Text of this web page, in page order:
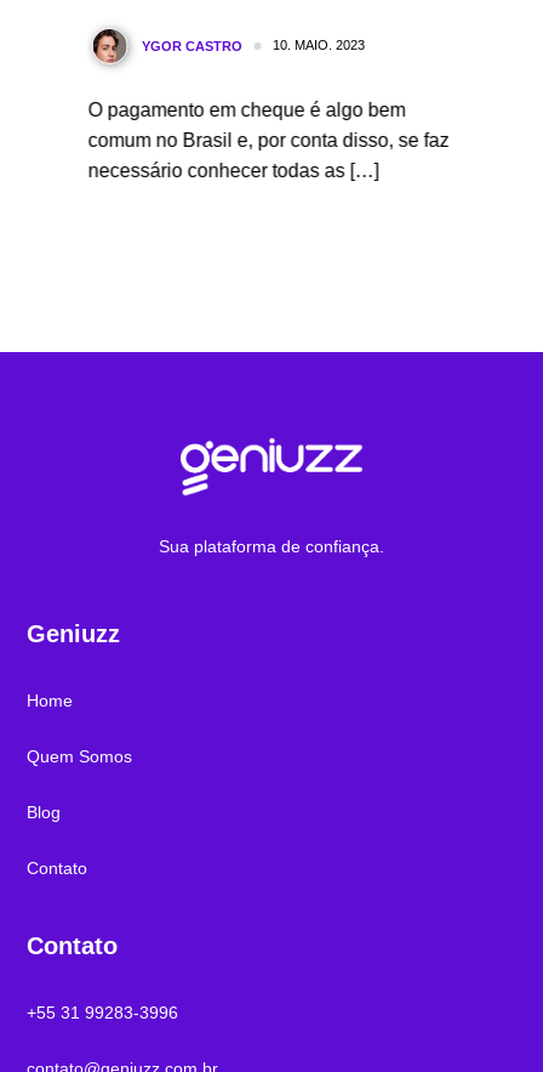
YGOR CASTRO 10. MAIO. 2023
O pagamento em cheque é algo bem
comum no Brasil e, por conta disso, se faz
necessário conhecer todas as […]
Sua plataforma de confiança.
Geniuzz
Home
Quem Somos
Blog
Contato
Contato
+55 31 99283-3996
contato@geniuzz.com.br